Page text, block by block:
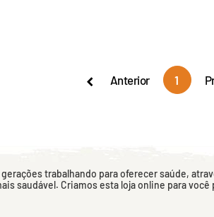
Anterior 1
trabalhando para oferecer saúde,
saudável. Criamos esta loja online para